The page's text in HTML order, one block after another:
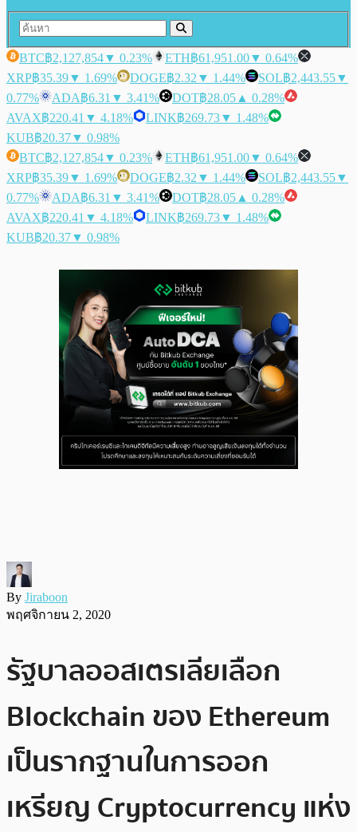
BTC฿2,127,854▼ 0.23% ETH฿61,951.00▼ 0.64%
XRP฿35.39▼ 1.69% DOGE฿2.32 ▼ 1.44% SOL฿2,443.55▼
0.77%
ADA฿6.31 ▼ 3.41% DOT฿28.05 ▲ 0.28%
AVAX฿220.41 ▼ 4.18% LINK฿269.73▼ 1.48%
KUB฿20.37▼ 0.98%
BTC฿2,127,854▼ 0.23% ETH฿61,951.00▼ 0.64%
XRP฿35.39▼ 1.69% DOGE฿2.32 ▼ 1.44% SOL฿2,443.55▼
0.77%
ADA฿6.31 ▼ 3.41% DOT฿28.05 ▲ 0.28%
AVAX฿220.41 ▼ 4.18% LINK฿269.73▼ 1.48%
KUB฿20.37▼ 0.98%
By Jiraboon
พฤศจิกายน 2, 2020
รัฐบาลออสเตรเลียเลือก
Blockchain ของ Ethereum
เป็นรากฐานในการออก
เหรียญ Cryptocurrency แห่ง